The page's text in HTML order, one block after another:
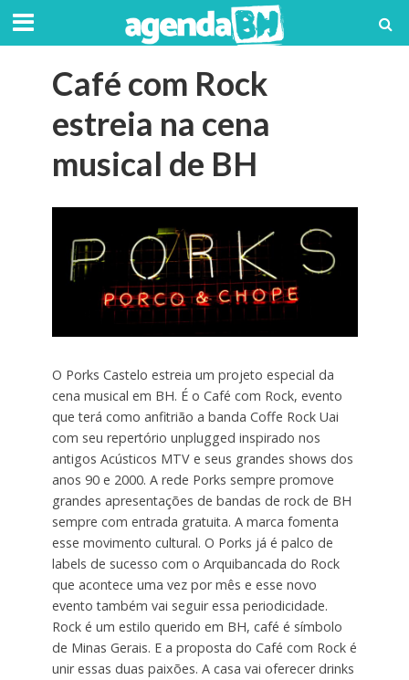
Café com Rock
estreia na cena
musical de BH
O Porks Castelo estreia um projeto especial da
cena musical em BH. É o Café com Rock, evento
que terá como anfitrião a banda Coffe Rock Uai
com seu repertório unplugged inspirado nos
antigos Acústicos MTV e seus grandes shows dos
anos 90 e 2000. A rede Porks sempre promove
grandes apresentações de bandas de rock de BH
sempre com entrada gratuita. A marca fomenta
esse movimento cultural. O Porks já é palco de
labels de sucesso com o Arquibancada do Rock
que acontece uma vez por mês e esse novo
evento também vai seguir essa periodicidade.
Rock é um estilo querido em BH, café é símbolo
de Minas Gerais. E a proposta do Café com Rock é
unir essas duas paixões. A casa vai oferecer drinks